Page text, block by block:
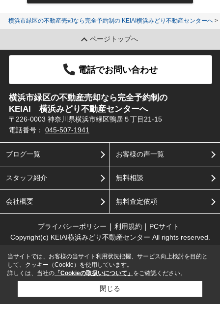
横浜市緑区の不動産売却なら完全予約制の KEIAI横浜みどり不動産センターへ
ページトップへ
電話でお問い合わせ
横浜市緑区の不動産売却なら完全予約制の
KEIAI 横浜みどり不動産センターへ
〒226-0003 神奈川県横浜市緑区鴨居５丁目21-15
電話番号： 045-507-1941
ブログ一覧
スタッフ紹介
会社概要
お客様の声一覧
無料相談
無料査定依頼
プライバシーポリシー 利用規約
PCサイト
Copyright(c) KEIAI横浜みどり不動産センター All rights reserved.
当サイトでは、お客様の当サイト利用状況把握、サービス向上検討を目的と
して、クッキー（Cookie）を使用しています。
詳しくは、当社の 「Cookieの取扱いについて」 をご確認ください。
閉じる